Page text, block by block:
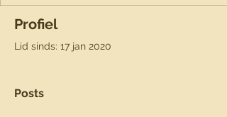
Profiel
Lid sinds: 17 jan 2020
Posts